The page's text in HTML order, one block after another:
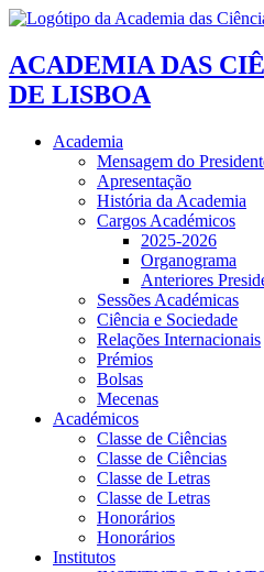
ACADEMIA DAS
DE LISBOA
Academia
Mensagem do
Apresentação
História da Academia
Cargos Académicos
2025-2026
Organograma
Anteriores
Sessões Académicas
Ciência e Sociedade
Relações Internacionais
Prémios
Bolsas
Mecenas
Académicos
Classe de Ciências
Classe de Ciências
Classe de Letras
Classe de Letras
Honorários
Honorários
Institutos